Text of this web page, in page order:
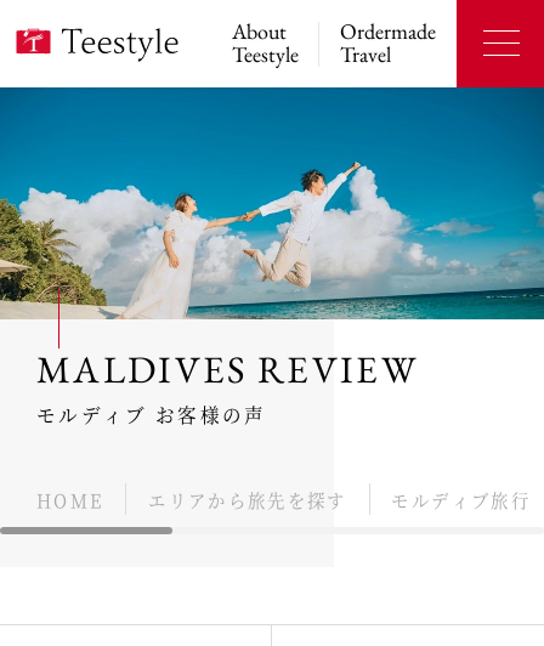
About
Teestyle
Ordermade
Travel
MALDIVES REVIEW
モルディブ お客様の声
HOME エリアから旅先を探す モルディブ旅行